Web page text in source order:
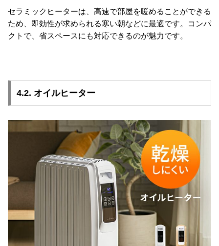
セラミックヒーターは、高速で部屋を暖めることができる
ため、即効性が求められる寒い朝などに最適です。コンパ
クトで、省スペースにも対応できるのが魅力です。
4.2. オイルヒーター